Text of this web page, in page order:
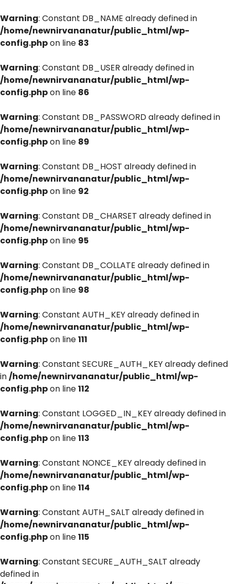
Warning: Constant DB_NAME already defined in
/home/newnirvananatur/public_html/wp-
config.phpon line 83
Warning: Constant DB_USER already defined in
/home/newnirvananatur/public_html/wp-
config.phpon line 86
Warning: Constant DB_PASSWORD already defined in
/home/newnirvananatur/public_html/wp-
config.phpon line 89
Warning: Constant DB_HOST already defined in
/home/newnirvananatur/public_html/wp-
config.phpon line 92
Warning: Constant DB_CHARSET already defined in
/home/newnirvananatur/public_html/wp-
config.phpon line 95
Warning: Constant DB_COLLATE already defined in
/home/newnirvananatur/public_html/wp-
config.phpon line 98
Warning: Constant AUTH_KEY already defined in
/home/newnirvananatur/public_html/wp-
config.phpon line111
Warning: Constant SECURE_AUTH_KEY already defined
in/home/newnirvananatur/public_html/wp-
config.phpon line112
Warning: Constant LOGGED_IN_KEY already defined in
/home/newnirvananatur/public_html/wp-
config.phpon line113
Warning: Constant NONCE_KEY already defined in
/home/newnirvananatur/public_html/wp-
config.phpon line114
Warning: Constant AUTH_SALT already defined in
/home/newnirvananatur/public_html/wp-
config.phpon line115
Warning: Constant SECURE_AUTH_SALT already
defined in